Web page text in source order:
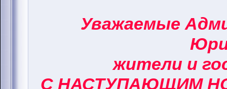
Уважаемые
жители и
С НАСТУПАЮЩИМ